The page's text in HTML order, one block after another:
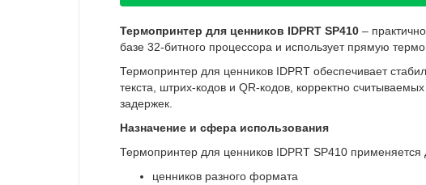
Термопринтер для ценников IDPRT SP410 –
базе 32-битного процессора и использует прямую
Термопринтер для ценников IDPRT обеспечивает
текста, штрих-кодов и QR-кодов, корректно
задержек.
Назначение и сфера использования
Термопринтер для ценников IDPRT SP410 применяется
ценников разного формата